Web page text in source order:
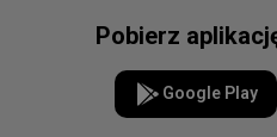
Pobierz
Google Play